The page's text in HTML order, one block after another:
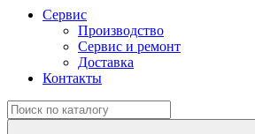
Сервис
Производство
Сервис и ремонт
Доставка
Контакты